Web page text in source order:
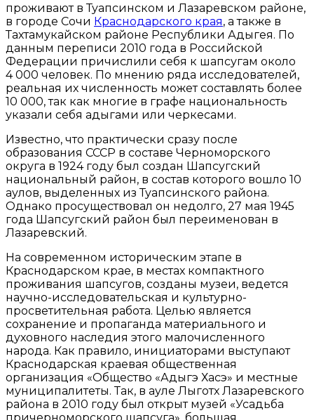
проживают в Туапсинском и Лазаревском районе,
в городе Сочи Краснодарского края, а также в
Тахтамукайском районе Республики Адыгея. По
данным переписи 2010 года в Российской
Федерации причислили себя к шапсугам около
4 000 человек. По мнению ряда исследователей,
реальная их численность может составлять более
10 000, так как многие в графе национальность
указали себя адыгами или черкесами.
Известно, что практически сразу после
образования СССР в составе Черноморского
округа в 1924 году был создан Шапсугский
национальный район, в состав которого вошло 10
аулов, выделенных из Туапсинского района.
Однако просуществовал он недолго, 27 мая 1945
года Шапсугский район был переименован в
Лазаревский.
На современном историческим этапе в
Краснодарском крае, в местах компактного
проживания шапсугов, созданы музеи, ведется
научно-исследовательская и культурно-
просветительная работа. Целью является
сохранение и пропаганда материального и
духовного наследия этого малочисленного
народа. Как правило, инициаторами выступают
Краснодарская краевая общественная
организация «Общество «Адыгэ Хасэ» и местные
муниципалитеты. Так, в ауле Лыготх Лазаревского
района в 2010 году был открыт музей «Усадьба